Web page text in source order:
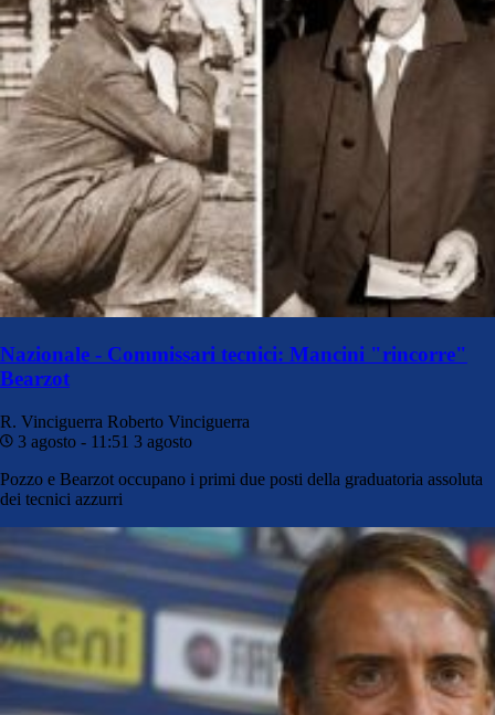
Nazionale - Commissari tecnici: Mancini "rincorre"
Bearzot
R. Vinciguerra Roberto Vinciguerra
3 agosto - 11:51 3 agosto
Pozzo e Bearzot occupano i primi due posti della graduatoria assoluta
dei tecnici azzurri